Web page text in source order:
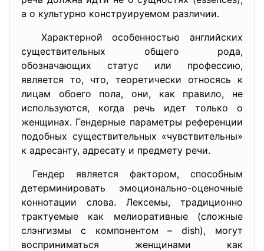
а о культурно конструируемом различии.
Характерной особенностью английских
существительных общего рода,
обозначающих статус или профессию,
является то, что, теоретически относясь к
лицам обоего пола, они, как правило, не
используются, когда речь идет только о
женщинах. Гендерные параметры референции
подобных существительных «чувствительны»
к адресанту, адресату и предмету речи.
Гендер является фактором, способным
детерминировать эмоционально-оценочные
коннотации слова. Лексемы, традиционно
трактуемые как мелиоративные (сложные
слэнгизмы с компонентом – dish), могут
восприниматься женщинами как